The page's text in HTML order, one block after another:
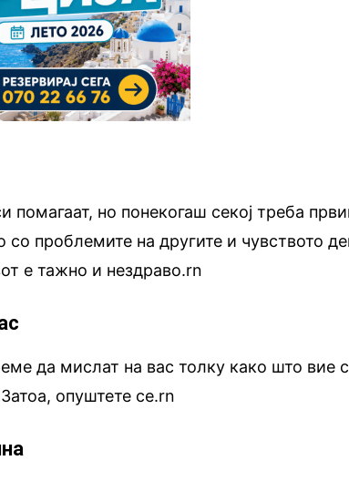
помагаат, но понекогаш секој треба
проблемите на другите и чувството
е тажно и нездраво.rn
да мислат на вас толку како што вие
опуштете се.rn